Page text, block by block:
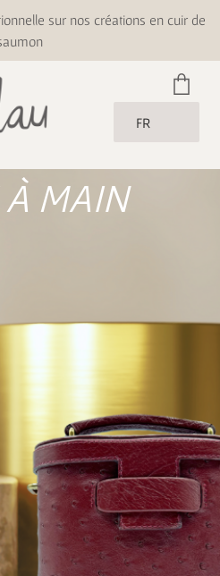
sur nos créations en cuir de
FR
À MAIN